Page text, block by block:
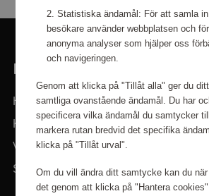
Statistiska ändamål: För att samla
besökare använder webbplatsen och
anonyma analyser som hjälper oss
och navigeringen.
Genom att klicka på "Tillåt alla" ger du
samtliga ovanstående ändamål. Du har
specificera vilka ändamål du samtycker
markera rutan bredvid det specifika
klicka på "Tillåt urval".
Om du vill ändra ditt samtycke kan du
det genom att klicka på "Hantera
LÄNKAR
Hem
Kategorier
Varumärken
Sök i sortimentet